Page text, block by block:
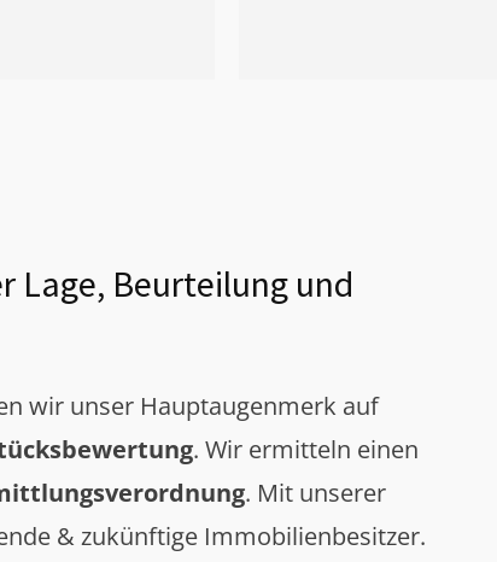
Lage, Beurteilung und
wir unser Hauptaugenmerk auf
. Wir ermitteln einen
. Mit unserer
& zukünftige Immobilienbesitzer.